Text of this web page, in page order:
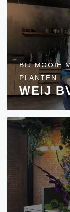
BIJ MOOIE
PLANTEN
WEIJ